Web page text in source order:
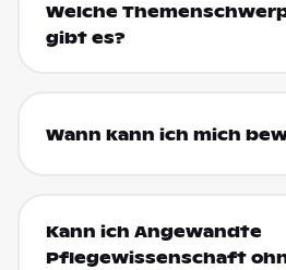
Welche
gibt es?
Wann kann ich mich
Kann ich Angewandte
Pflegewissenschaft